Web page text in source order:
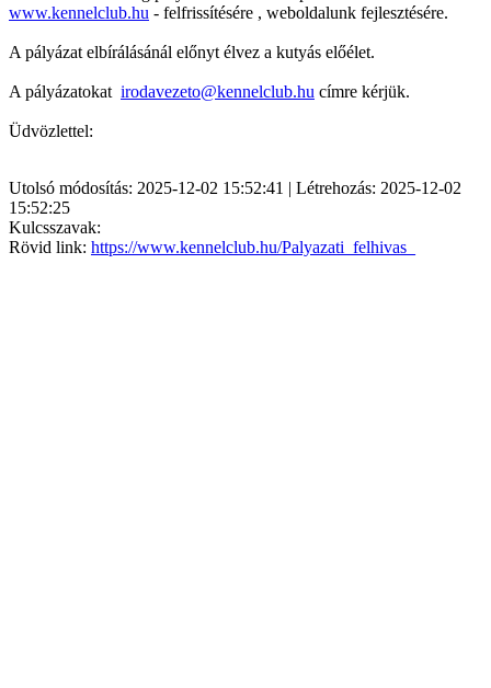
www.kennelclub.hu - felfrissítésére , weboldalunk fejlesztésére.
A pályázat elbírálásánál előnyt élvez a kutyás előélet.
A pályázatokat irodavezeto@kennelclub.hu címre kérjük.
Üdvözlettel:
Utolsó módosítás: 2025-12-02 15:52:41 | Létrehozás: 2025-12-02
15:52:25
Kulcsszavak:
Rövid link: https://www.kennelclub.hu/Palyazati_felhivas_